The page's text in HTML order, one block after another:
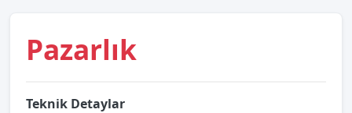
Pazarlık
Teknik Detaylar